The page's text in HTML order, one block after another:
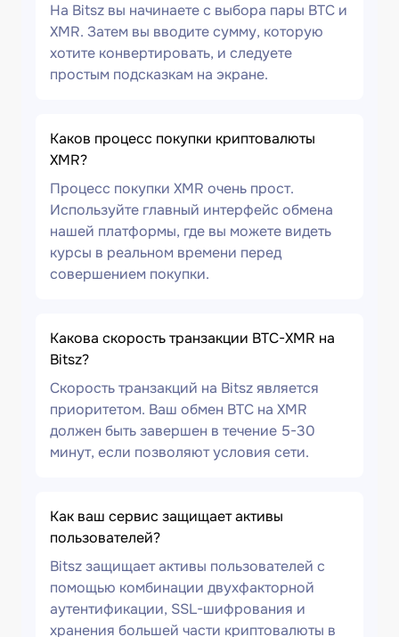
На Bitsz вы начинаете с выбора пары BTC и
XMR. Затем вы вводите сумму, которую
хотите конвертировать, и следуете
простым подсказкам на экране.
Каков процесс покупки криптовалюты
XMR?
Процесс покупки XMR очень прост.
Используйте главный интерфейс обмена
нашей платформы, где вы можете видеть
курсы в реальном времени перед
совершением покупки.
Какова скорость транзакции BTC-XMR на
Bitsz?
Скорость транзакций на Bitsz является
приоритетом. Ваш обмен BTC на XMR
должен быть завершен в течение 5-30
минут, если позволяют условия сети.
Как ваш сервис защищает активы
пользователей?
Bitsz защищает активы пользователей с
помощью комбинации двухфакторной
аутентификации, SSL-шифрования и
хранения большей части криптовалюты в